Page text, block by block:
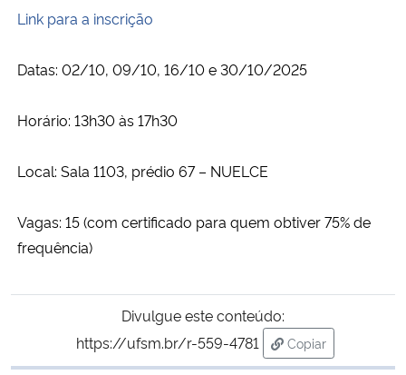
Link para a inscrição
Datas: 02/10, 09/10, 16/10 e 30/10/2025
Horário: 13h30 às 17h30
Local: Sala 1103, prédio 67 – NUELCE
Vagas: 15 (com certificado para quem obtiver 75% de
frequência)
Divulgue este conteúdo:
https://ufsm.br/r-559-4781
Copiar
para área de